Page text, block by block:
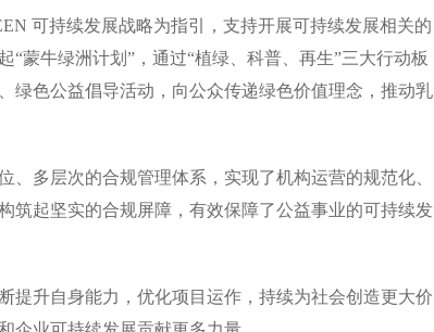
可持续发展战略为指引，支持开展可持续发展相关的
“蒙牛绿洲计划”，通过“植绿、科普、再生”三大行动板
绿色公益倡导活动，向公众传递绿色价值理念，推动乳
多层次的合规管理体系，实现了机构运营的规范化、
筑起坚实的合规屏障，有效保障了公益事业的可持续发
升自身能力，优化项目运作，持续为社会创造更大价